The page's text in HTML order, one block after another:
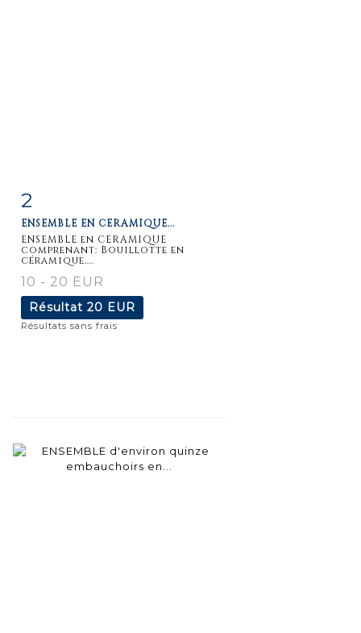
2
ENSEMBLE EN CERAMIQUE...
ENSEMBLE en CERAMIQUE
comprenant: Bouillotte en
céramique,...
10 - 20 EUR
Résultat 20 EUR
Résultats sans frais